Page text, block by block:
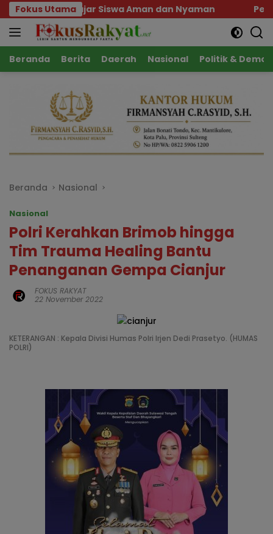
Langsung
ke
konten
Fokus Utama
Aman dan Nyaman Pemprov Sulteng
Beranda Berita Daerah Nasional Politik &
Beranda Nasional
Nasional
Polri Kerahkan Brimob hingga
Tim Trauma Healing Bantu
Penanganan Gempa Cianjur
FOKUS RAKYAT
22 November 2022
KETERANGAN : Kepala Divisi Humas Polri Irjen Dedi Prasetyo. (HUMAS
POLRI)